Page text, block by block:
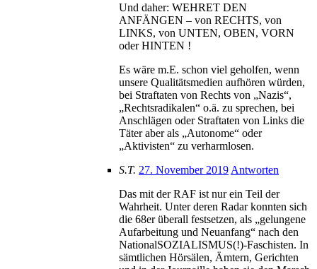
Und daher: WEHRET DEN
ANFÄNGEN – von RECHTS, von
LINKS, von UNTEN, OBEN, VORN
oder HINTEN !
Es wäre m.E. schon viel geholfen, wenn
unsere Qualitätsmedien aufhören würden,
bei Straftaten von Rechts von „Nazis“,
„Rechtsradikalen“ o.ä. zu sprechen, bei
Anschlägen oder Straftaten von Links die
Täter aber als „Autonome“ oder
„Aktivisten“ zu verharmlosen.
S.T. 27. November 2019 Antworten
Das mit der RAF ist nur ein Teil der
Wahrheit. Unter deren Radar konnten sich
die 68er überall festsetzen, als „gelungene
Aufarbeitung und Neuanfang“ nach den
NationalSOZIALISMUS(!)-Faschisten. In
sämtlichen Hörsälen, Ämtern, Gerichten